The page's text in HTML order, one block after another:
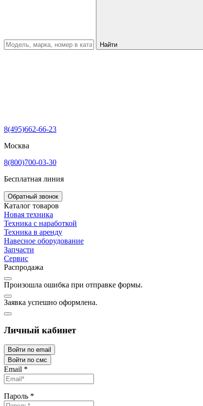
Найти
8(495)662-66-23
Москва
8(800)700-03-30
Бесплатная линия
Обратный звонок
Каталог товаров
Новая техника
Техника с наработкой
Техника в аренду
Навесное оборудование
Запчасти
Сервис
Распродажа
Произошла ошибка при отправке формы.
Заявка успешно оформлена.
Личный кабинет
Войти по email
Войти по смс
Email *
Пароль *